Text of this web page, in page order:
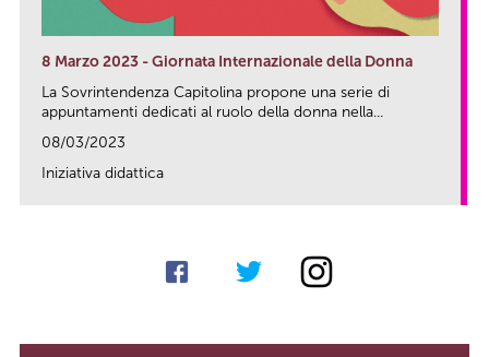
8 Marzo 2023 - Giornata Internazionale della Donna
La Sovrintendenza Capitolina propone una serie di
appuntamenti dedicati al ruolo della donna nella...
08/03/2023
Iniziativa didattica